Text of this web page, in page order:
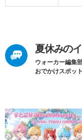
夏休みの
ウォーカー編集
おでかけスポット